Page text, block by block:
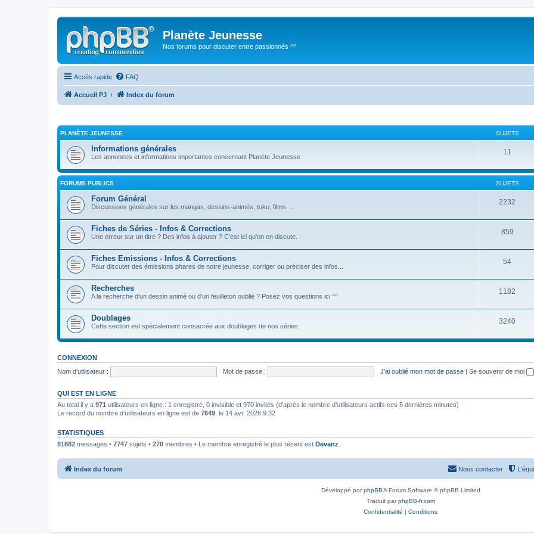
Planète Jeunesse
Nos forums pour discuter entre passionnés ^^
Accès rapide FAQ
Accueil PJ Index du forum
PLANÈTE JEUNESSE SUJETS
Informations générales
Les annonces et informations importantes concernant Planète Jeunesse
11
FORUMS PUBLICS SUJETS
Forum Général
Discussions générales sur les mangas, dessins-animés, toku, films, ...
2232
Fiches de Séries - Infos & Corrections
Une erreur sur un titre ? Des infos à ajouter ? C'est ici qu'on en discute.
859
Fiches Emissions - Infos & Corrections
Pour discuter des émissions phares de notre jeunesse, corriger ou préciser des infos...
54
Recherches
A la recherche d'un dessin animé ou d'un feuilleton oublié ? Posez vos questions ici ^^
1182
Doublages
Cette section est spécialement consacrée aux doublages de nos séries.
3240
CONNEXION
Nom d’utilisateur :
Mot de passe : J’ai oublié mon mot de passe | Se souvenir de moi
QUI EST EN LIGNE
Au total il y a 971 utilisateurs en ligne : 1 enregistré, 0 invisible et 970 invités (d’après le nombre d’utilisateurs actifs ces 5 dernières minutes)
Le record du nombre d’utilisateurs en ligne est de 7649 , le 14 avr. 2026 9:32
STATISTIQUES
81682 messages • 7747 sujets • 270 membres • Le membre enregistré le plus récent est Devanz
Index du forum Nous contacter
Développé parphpBB® Forum Software © phpBB Limited
Traduit parphpBB-fr.com
Confidentialité | Conditions